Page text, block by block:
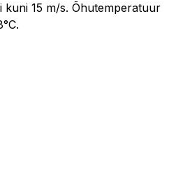
15 m/s. Õhutemperatuur